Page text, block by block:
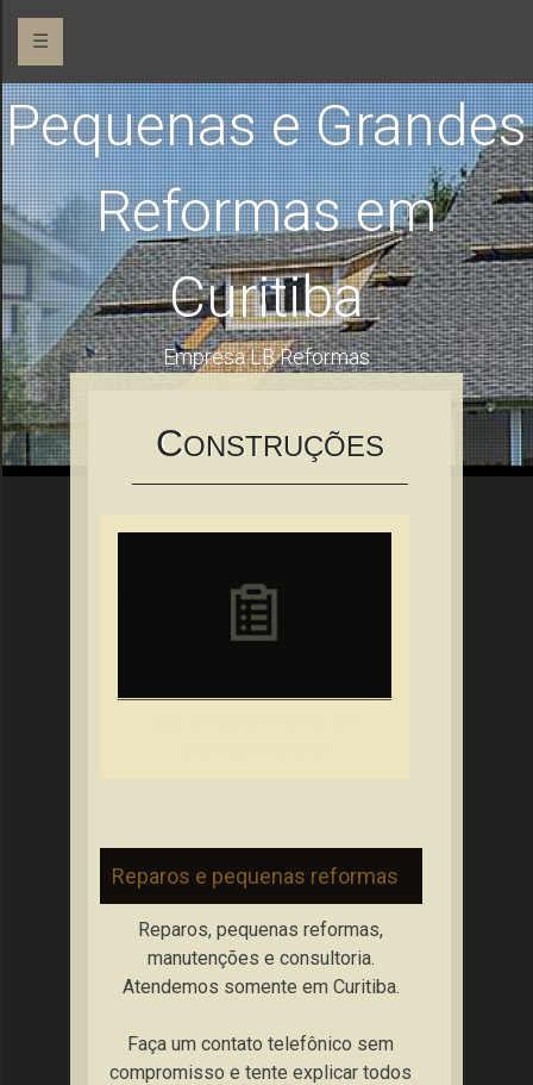
☰
Pequenas e Grandes
Reformas em
Curitiba
Empresa LB Reformas
CONSTRUÇÕES
Reparos e pequenas reformas
Reparos, pequenas reformas,
manutenções e consultoria.
Atendemos somente em Curitiba.
Faça um contato telefônico sem
compromisso e tente explicar todos